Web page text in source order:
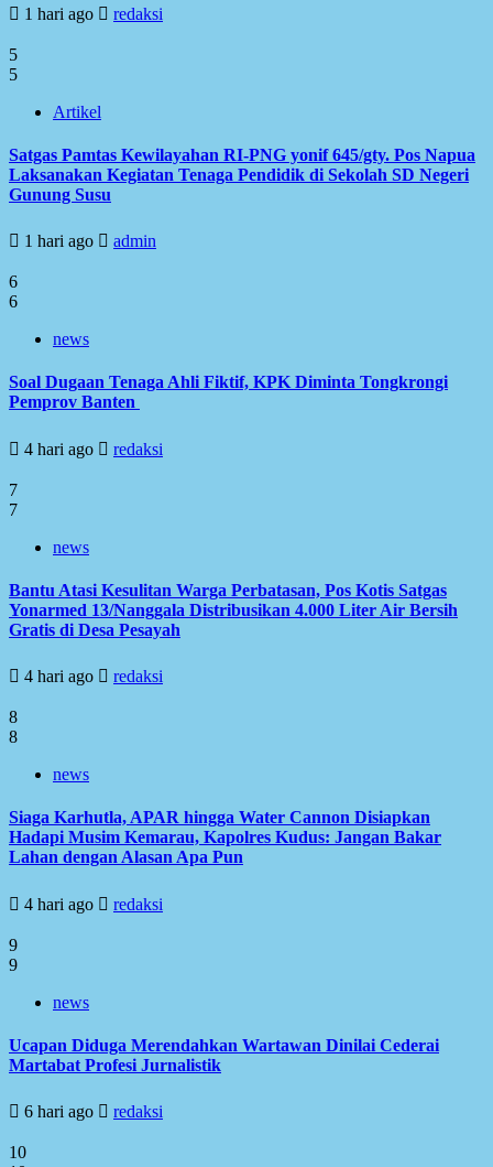
1 hari ago redaksi
5
5
Artikel
Satgas Pamtas Kewilayahan RI-PNG yonif 645/gty. Pos Napua
Laksanakan Kegiatan Tenaga Pendidik di Sekolah SD Negeri
Gunung Susu
1 hari ago admin
6
6
news
Soal Dugaan Tenaga Ahli Fiktif, KPK Diminta Tongkrongi
Pemprov Banten
4 hari ago redaksi
7
7
news
Bantu Atasi Kesulitan Warga Perbatasan, Pos Kotis Satgas
Yonarmed 13/Nanggala Distribusikan 4.000 Liter Air Bersih
Gratis di Desa Pesayah
4 hari ago redaksi
8
8
news
Siaga Karhutla, APAR hingga Water Cannon Disiapkan
Hadapi Musim Kemarau, Kapolres Kudus: Jangan Bakar
Lahan dengan Alasan Apa Pun
4 hari ago redaksi
9
9
news
Ucapan Diduga Merendahkan Wartawan Dinilai Cederai
Martabat Profesi Jurnalistik
6 hari ago redaksi
10